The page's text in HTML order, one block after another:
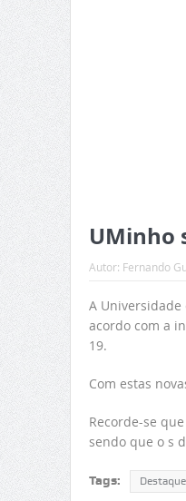
UMinho
Autor: Fernando
A Universidade
acordo com a
19.
Com estas
Recorde-se
sendo que o s
Tags: